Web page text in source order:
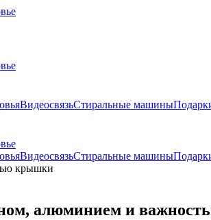
ВидеосвязьСтиральные машины
ВидеосвязьСтиральные машины
алюминием и